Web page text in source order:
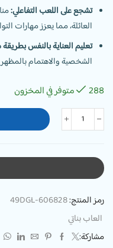
تشجع على اللعب التفاعلي:
العائلة، مما يعزز مهارات
تعليم العناية بالنفس
الشخصية والاهتمام
288 متوفر في المخزون
رمز المنتج:49DGL-606828
العاب بناتي
مشاركة: